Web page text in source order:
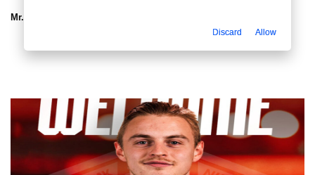
Mr.NoBoDy
Discard Allow